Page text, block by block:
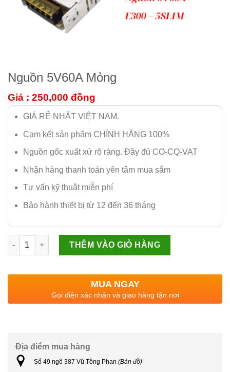
Nguồn 5V60A Mỏng
Giá : 250,000 đồng
GIÁ RẺ NHẤT VIỆT NAM.
Cam kết sản phẩm CHÍNH HÃNG 100%
Nguồn gốc xuất xứ rõ ràng. Đầy đủ CO-CQ-VAT
Nhận hàng thanh toán yên tâm mua sắm
Tư vấn kỹ thuật miễn phí
Bảo hành thiết bị từ 12 đến 36 tháng
Nguồn 5V60A Mỏng số lượng
THÊM VÀO GIỎ HÀNG
MUA NGAY
Gọi điện xác nhận và giao hàng tận nơi
Địa điểm mua hàng
Số 49 ngõ 387 Vũ Tông Phan (Bản đồ)